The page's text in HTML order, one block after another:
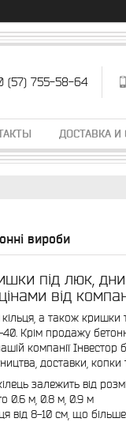
(57) 755-58-64
ДОСТАВКА И
вироби
під люк,
від
кільця, а також
Крім продажу
компанії
доставки, копки
залежить від
0.6 м, 0.8 м, 0.9 м
від 8-10 см, що